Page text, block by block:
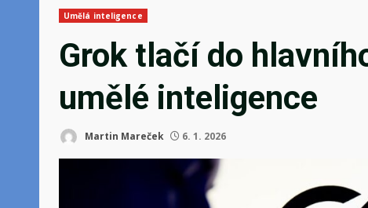
Umělá inteligence
Grok tlačí do
umělé inteligence
Martin Mareček 6. 1. 2026